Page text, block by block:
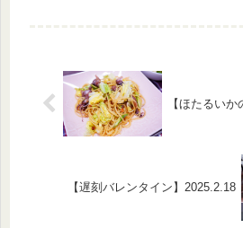
【ほたるい
【遅刻バレンタイン】2025.2.18